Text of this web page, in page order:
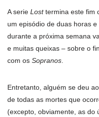
A serie Losttermina este fim
um episódio de duas horas
durante a próxima semana
e muitas queixas – sobre o
com os Sopranos
Entretanto, alguém se deu
de todas as mortes que
(excepto, obviamente, as do